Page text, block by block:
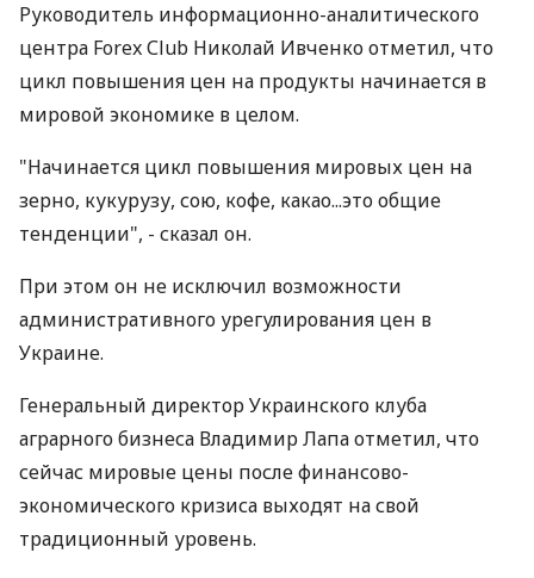
Руководитель информационно-аналитического
центра Forex Сlub Николай Ивченко отметил, что
цикл повышения цен на продукты начинается в
мировой экономике в целом.
"Начинается цикл повышения мировых цен на
зерно, кукурузу, сою, кофе, какао...это общие
тенденции", - сказал он.
При этом он не исключил возможности
административного урегулирования цен в
Украине.
Генеральный директор Украинского клуба
аграрного бизнеса Владимир Лапа отметил, что
сейчас мировые цены после финансово-
экономического кризиса выходят на свой
традиционный уровень.